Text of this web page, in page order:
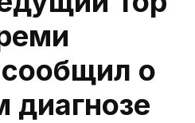
о
диагнозе